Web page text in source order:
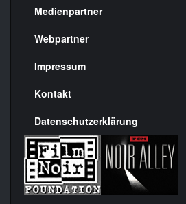
Menülinks
rechte
Seite
Medienpartner
Webpartner
Impressum
Kontakt
Datenschutzerklärung